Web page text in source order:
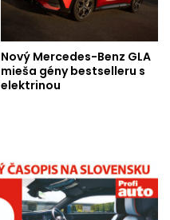
Nový Mercedes-Benz GLA
mieša gény bestselleru s
elektrinou